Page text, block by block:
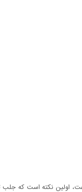
اولین نکته است که جلب